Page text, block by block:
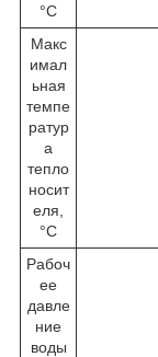
°C
Макс
имал
ьная
темпе
ратур
а
тепло
носит
еля,
°C
Рабоч
ее
давле
ние
воды